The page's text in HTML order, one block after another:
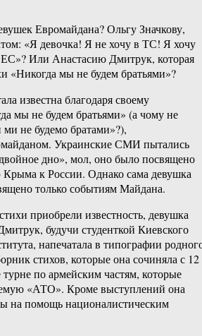
Евромайдана? Ольгу Значкову,
«Я девочка! Я не хочу в ТС! Я хочу
Или Анастасию Дмитрук, которая
«Никогда мы не будем братьями»?
известна благодаря своему
мы не будем братьями» (а чому не
не будемо братами»?),
Украинские СМИ пытались
дно», мол, оно было посвящено
к России. Однако сама девушка
только событиям Майдана.
приобрели известность, девушка
будучи студенткой Киевского
напечатала в типографии
стихов, которые она сочиняла с 12
турне по армейским частям, которые
«АТО». Кроме выступлений она
на помощь националистическим